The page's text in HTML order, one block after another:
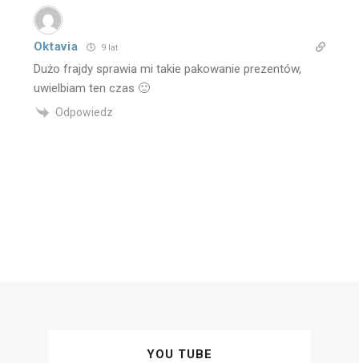
Oktavia 9 lat
Dużo frajdy sprawia mi takie pakowanie prezentów,
uwielbiam ten czas 🙂
Odpowiedz
YOU TUBE